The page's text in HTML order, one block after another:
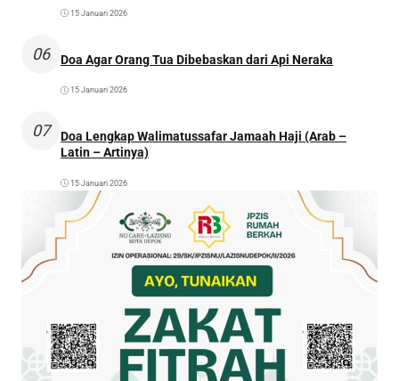
15 Januari 2026
06 Doa Agar Orang Tua Dibebaskan dari Api Neraka
15 Januari 2026
07
Doa Lengkap Walimatussafar Jamaah Haji (Arab –
Latin – Artinya)
15 Januari 2026